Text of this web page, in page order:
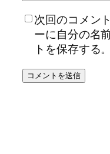
次回のコメン
ーに自分の名
トを保存する。